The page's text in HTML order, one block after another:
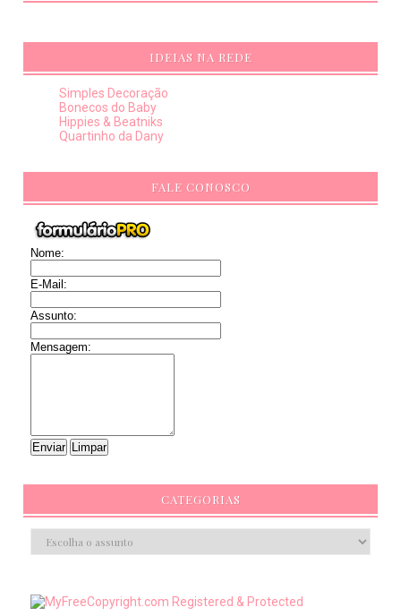
IDEIAS NA REDE
Simples Decoração
Bonecos do Baby
Hippies & Beatniks
Quartinho da Dany
FALE CONOSCO
Nome:
E-Mail:
Assunto:
Mensagem:
CATEGORIAS